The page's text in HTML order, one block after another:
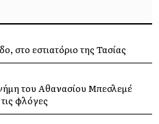
στο εστιατόριο της Τασίας
του Αθανασίου Μπεσλεμέ
φλόγες